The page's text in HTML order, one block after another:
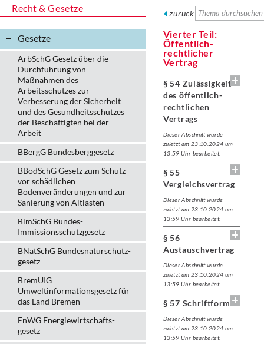
Recht & Gesetze
Gesetze
ArbSchG Gesetz über die
Durchführung von
Maßnahmen des
Arbeitsschutzes zur
Verbesserung der Sicherheit
und des Gesundheitsschutzes
der Beschäftigten bei der
Arbeit
BBergG Bundesberggesetz
BBodSchG Gesetz zum Schutz
vor schädlichen
Bodenveränderungen und zur
Sanierung von Altlasten
BlmSchG Bundes-
Immissionsschutz­gesetz
BNatSchG Bundesnaturschutz-
gesetz
BremUIG
Umweltinformationsgesetz für
das Land Bremen
EnWG Energiewirtschafts-
gesetz
zurück
Vierter Teil:
Öffentlich-
rechtlicher
Vertrag
§ 54 Zulässigkeit
des öffentlich-
rechtlichen
Vertrags
Dieser Abschnitt wurde
zuletzt am 23.10.2024 um
13:59 Uhr bearbeitet.
§ 55
Vergleichsvertrag
Dieser Abschnitt wurde
zuletzt am 23.10.2024 um
13:59 Uhr bearbeitet.
§ 56
Austauschvertrag
Dieser Abschnitt wurde
zuletzt am 23.10.2024 um
13:59 Uhr bearbeitet.
§ 57 Schriftform
Dieser Abschnitt wurde
zuletzt am 23.10.2024 um
13:59 Uhr bearbeitet.